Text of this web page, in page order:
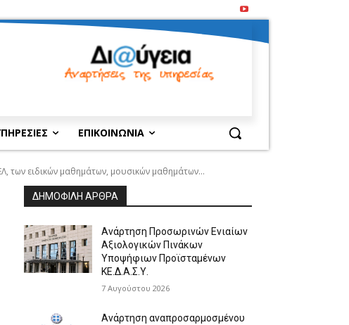
ΕΠΙΚΟΙΝΩΝΙΑ
των ειδικών μαθημάτων, μουσικών μαθημάτων...
ΔΗΜΟΦΙΛΗ ΑΡΘΡΑ
Ανάρτηση Προσωρινών Ενιαίων
Αξιολογικών Πινάκων
Υποψήφιων Προϊσταμένων
ΚΕ.Δ.Α.Σ.Υ.
7 Αυγούστου 2026
Ανάρτηση αναπροσαρμοσμένου